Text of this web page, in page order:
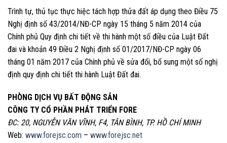
Trình tự, thủ tục thực hiệc tách hợp thửa đất áp dụng theo Điều 75
Nghị định số 43/2014/NĐ-CP ngày 15 tháng 5 năm 2014 của
Chính phủ Quy định chi tiết về thi hành một số điều của Luật Đất
đai và khoản 49 Điều 2 Nghị định số 01/2017/NĐ-CP ngày 06
tháng 01 năm 2017 của Chính phủ về sửa đổi, bổ sung một số nghị
định quy định chi tiết thi hành Luật Đất đai.
PHÒNG DỊCH VỤ BẤT ĐỘNG SẢN
CÔNG TY CỔ PHẦN PHÁT TRIỂN FORE
ĐC: 20, NGUYỄN VĂN VĨNH, F4, TÂN BÌNH, TP. HỒ CHÍ MINH
Web: www.forejsc.com – www.forejsc.net